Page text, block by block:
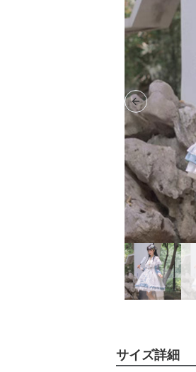
Previous slide
サイズ詳細